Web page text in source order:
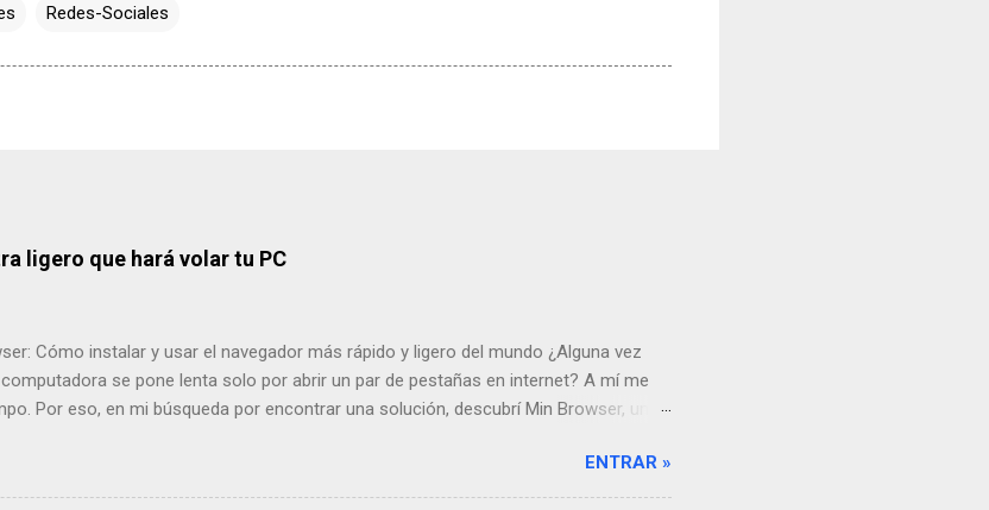
Redes-Sociales
ligero que hará volar tu PC
Cómo instalar y usar el navegador más rápido y ligero del mundo ¿Alguna vez
se pone lenta solo por abrir un par de pestañas en internet? A mí me
Por eso, en mi búsqueda por encontrar una solución, descubrí Min Browser, un
y te enseñaré paso a paso cómo instalarlo desde su sitio oficial. Descargar
Oficial ¿Qué es Min Browser y por qué deberías darle una oportunidad? Cuando
ENTRAR »